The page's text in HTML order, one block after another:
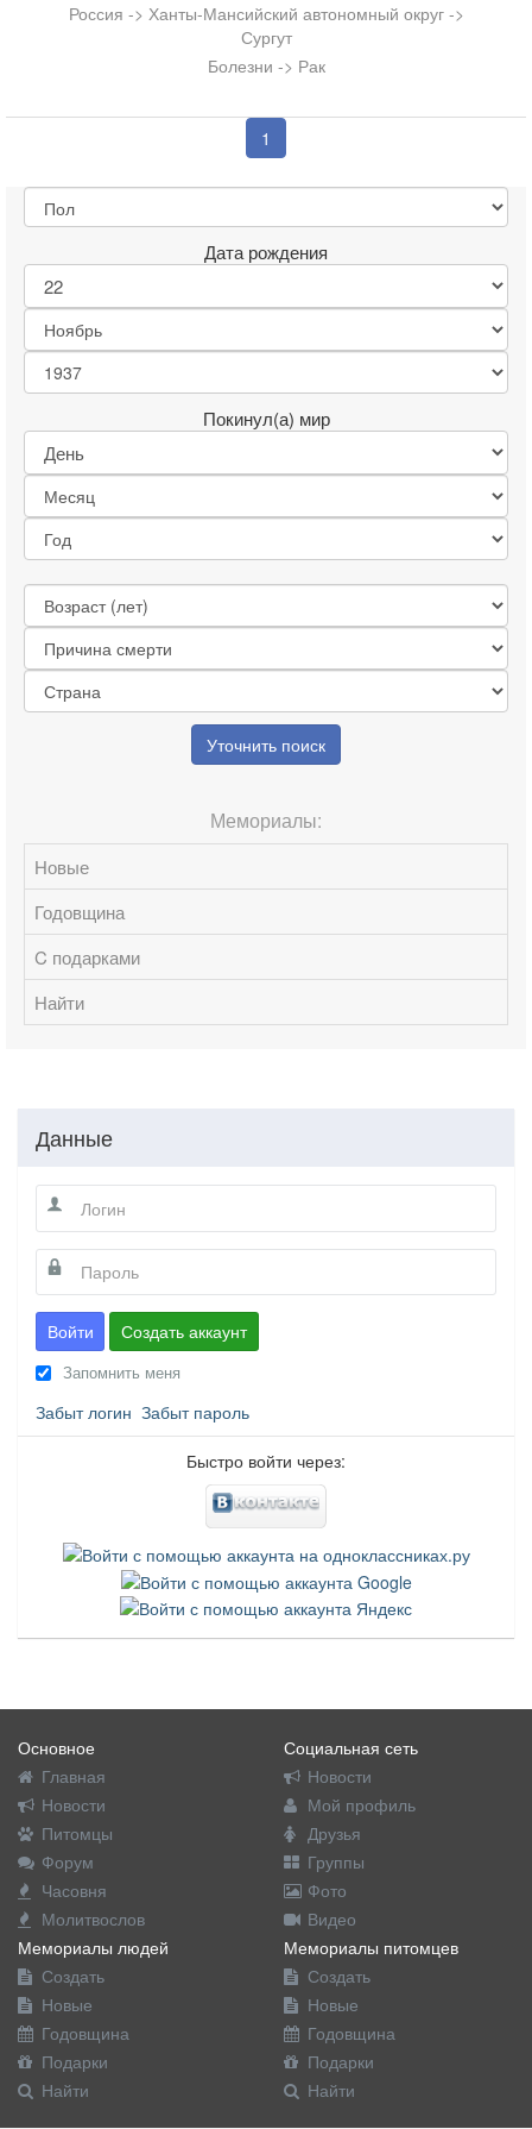
Россия -> Ханты-Мансийский автономный округ ->
Сургут
Болезни -> Рак
1
Дата рождения
Покинул(а) мир
Уточнить поиск
Мемориалы:
Новые
Годовщина
C подарками
Найти
Данные
Войти Создать аккаунт
Запомнить меня
Забыт логин Забыт пароль
Быстро войти через:
Основное
Главная
Новости
Питомцы
Форум
Часовня
Молитвослов
Социальная сеть
Новости
Мой профиль
Друзья
Группы
Фото
Видео
Мемориалы людей
Создать
Новые
Годовщина
Подарки
Найти
Мемориалы питомцев
Создать
Новые
Годовщина
Подарки
Найти